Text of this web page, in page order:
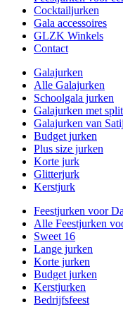
Cocktailjurken
Gala accessoires
GLZK Winkels
Contact
Galajurken
Alle Galajurken
Schoolgala jurken
Galajurken met split
Galajurken van
Budget jurken
Plus size jurken
Korte jurk
Glitterjurk
Kerstjurk
Feestjurken voor
Alle Feestjurken
Sweet 16
Lange jurken
Korte jurken
Budget jurken
Kerstjurken
Bedrijfsfeest